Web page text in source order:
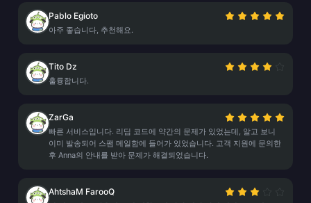
Pablo Egioto
아주 좋습니다, 추천해요.
Tito Dz
훌륭합니다.
ZarGa
빠른 서비스입니다. 리딤 코드에 약간의 문제가 있었는데, 알고 보니
이미 발송되어 스팸 메일함에 들어가 있었습니다. 고객 지원에 문의한
후 Anna의 안내를 받아 문제가 해결되었습니다.
AhtshaM FarooQ